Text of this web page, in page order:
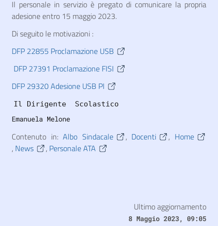
Il personale in servizio è pregato di comunicare la propria
adesione entro 15 maggio 2023.
Di seguito le motivazioni :
DFP 22855 Proclamazione USB
DFP 27391 Proclamazione FISI
DFP 29320 Adesione USB PI
Il Dirigente  Scolastico
Emanuela Melone
Contenuto in:Albo Sindacale , Docenti , Home
, News , Personale ATA
Ultimo aggiornamento
8 Maggio 2023, 09:05